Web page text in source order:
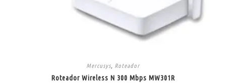
Mercusys, Roteador
Roteador Wireless N 300 Mbps MW301R